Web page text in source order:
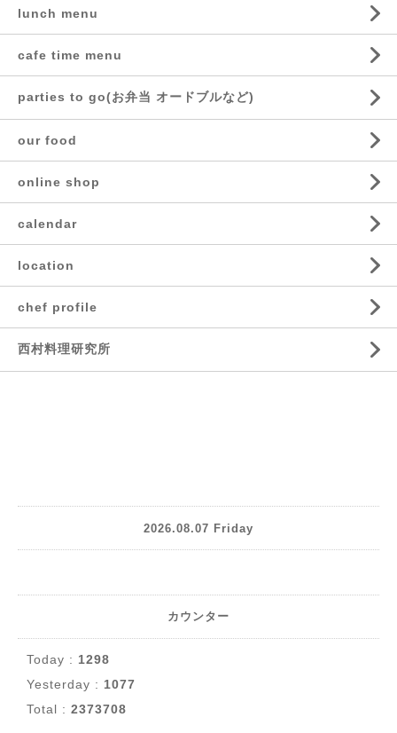
lunch menu
cafe time menu
parties to go(お弁当 オードブルなど)
our food
online shop
calendar
location
chef profile
西村料理研究所
2026.08.07 Friday
カウンター
Today : 1298
Yesterday : 1077
Total : 2373708